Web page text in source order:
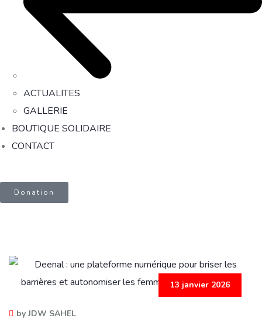
ACTUALITES
GALLERIE
BOUTIQUE SOLIDAIRE
CONTACT
Donation
13 janvier 2026
by JDW SAHEL